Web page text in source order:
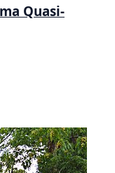
Quasi-